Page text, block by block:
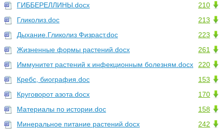
210
ГИББЕРЕЛЛИНЫ.docx
213
Гликолиз.doc
223
Дыхание.Гликолиз Физраст.doc
261
Жизненные формы растений.docx
220
Иммунитет растений к инфекционным болезням.docx
153
Кребс, биография.doc
170
Круговорот азота.docx
158
Материалы по истории.doc
242
Минеральное питание растений.docx